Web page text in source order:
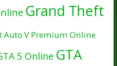
Grand Theft
Auto V Premium Online
5 Online GTA